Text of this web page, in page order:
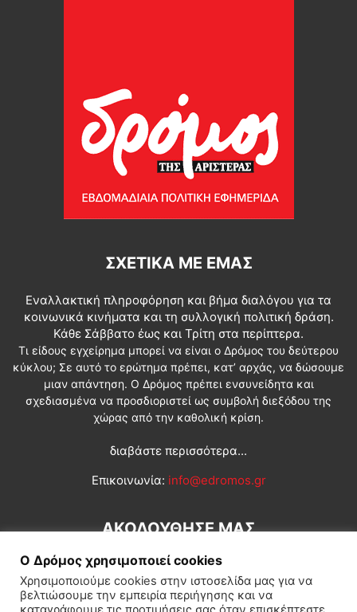
ΣΧΕΤΙΚΆ ΜΕ ΕΜΆΣ
Εναλλακτική πληροφόρηση και βήμα διαλόγου για τα
κοινωνικά κινήματα και τη συλλογική πολιτική δράση.
Κάθε Σάββατο έως και Τρίτη στα περίπτερα.
Τι είδους εγχείρημα μπορεί να είναι ο Δρόμος του δεύτερου
κύκλου; Σε αυτό το ερώτημα πρέπει, κατ’ αρχάς, να δώσουμε
μιαν απάντηση. Ο Δρόμος πρέπει ενσυνείδητα και
σχεδιασμένα να προσδιοριστεί ως συμβολή διεξόδου της
χώρας από την καθολική κρίση.
διαβάστε περισσότερα...
Επικοινωνία: info@edromos.gr
ΑΚΟΛΟΥΘΗΣΕ ΜΑΣ
Ο Δρόμος χρησιμοποιεί cookies
Χρησιμοποιούμε cookies στην ιστοσελίδα μας για να
βελτιώσουμε την εμπειρία περιήγησης και να